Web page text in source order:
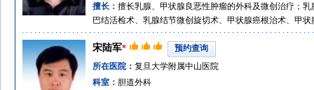
擅长： 擅长乳腺、甲状腺良恶性肿瘤的外科及微创治疗；
巴结活检术、乳腺结节微创旋切术、甲状腺癌根治术、甲
宋陆军*
预约查询
所在医院： 复旦大学附属中山医院
科室： 胆道外科